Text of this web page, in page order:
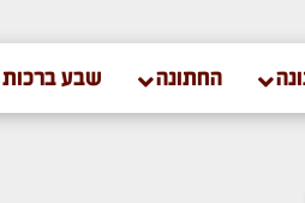
החתונה שבע ברכות